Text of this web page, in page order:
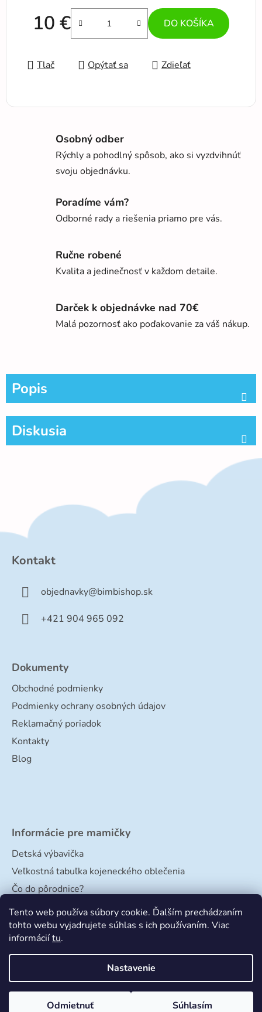
Tento web používa súbory cookie. Ďalším prechádzaním
tohto webu vyjadrujete súhlas s ich používaním. Viac
informáciítu.
Nastavenie
Odmietnuť Súhlasím
10 €
Jednotková cena:
DO KOŠÍKA
Tlač Opýtať sa Zdieľať
Osobný odber
Rýchly a pohodlný spôsob, ako si vyzdvihnúť
svoju objednávku.
Poradíme vám?
Odborné rady a riešenia priamo pre vás.
Ručne robené
Kvalita a jedinečnosť v každom detaile.
Darček k objednávke nad 70€
Malá pozornosť ako poďakovanie za váš nákup.
Popis
Diskusia
Kontakt
objednavky@bimbishop.sk
+421 904 965 092
Dokumenty
Obchodné podmienky
Podmienky ochrany osobných údajov
Reklamačný poriadok
Kontakty
Blog
Informácie pre mamičky
Detská výbavička
Veľkostná tabuľka kojeneckého oblečenia
Čo do pôrodnice?
Veľkostná tabuľka papučiek
Vytvoril Shoptet Adatelier